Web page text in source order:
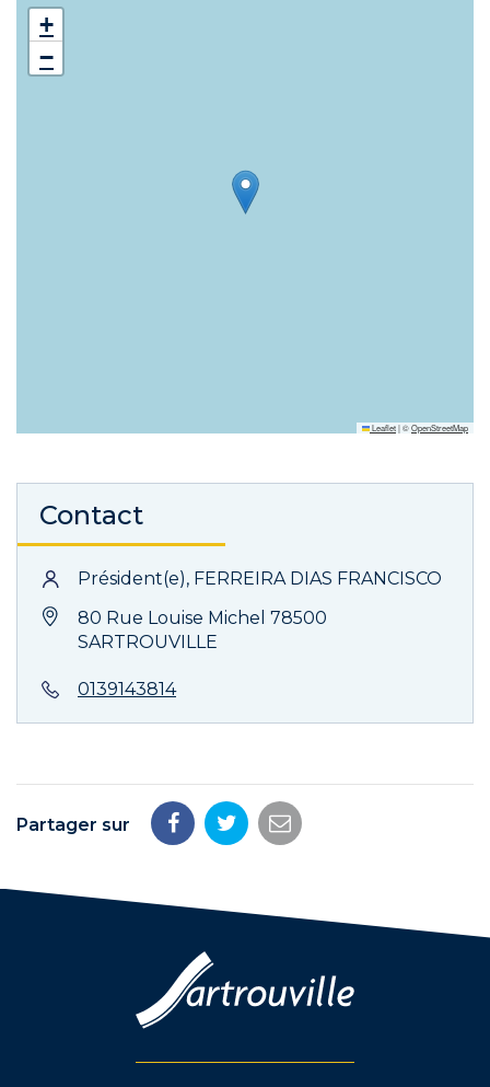
+
−
Leaflet|©OpenStreetMap
Contact
Président(e), FERREIRA DIAS FRANCISCO
80 Rue Louise Michel 78500
SARTROUVILLE
0139143814
Partager sur
PartagerPartagerPartager